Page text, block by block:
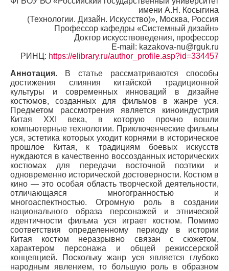
имени А.Н. Косыгина
(Технологии. Дизайн. Искусство)», Москва, Россия
Профессор кафедры «Системный дизайн»
Доктор искусствоведения, профессор
E-mail: kazakova-nu@rguk.ru
РИНЦ: https://elibrary.ru/author_profile.asp?id=334457
Аннотация. В статье рассматриваются способы
достижения слияния китайской традиционной
культуры и современных инноваций в дизайне
костюмов, созданных для фильмов в жанре уся.
Предметом рассмотрения является киноиндустрия
Китая XXI века, в которую прочно вошли
компьютерные технологии. Приключенческие фильмы
уся, эстетика которых уходит корнями в историческое
прошлое Китая, к традициям боевых искусств
нуждаются в качественно воссозданных исторических
костюмах для передачи восточной поэтики и
одновременно исторической достоверности. Костюм в
кино — это особая область творческой деятельности,
отличающаяся многогранностью и
многоаспектностью. Огромную роль в создании
национального образа персонажей и этнической
идентичности фильма уся играет костюм. Помимо
соответствия определенному периоду в истории
Китая костюм неразрывно связан с сюжетом,
характером персонажа и общей режиссерской
концепцией. Поскольку жанр уся является глубоко
народным явлением, то большую роль в образном